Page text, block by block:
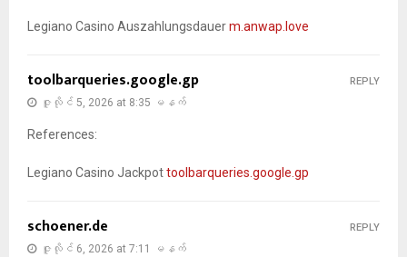
Legiano Casino Auszahlungsdauerm.anwap.love
toolbarqueries.google.gp
ဇူလိုင် 5, 2026 at 8:35 မနက်
References:
Legiano Casino Jackpottoolbarqueries.google.gp
REPLY
schoener.de
ဇူလိုင် 6, 2026 at 7:11 မနက်
REPLY